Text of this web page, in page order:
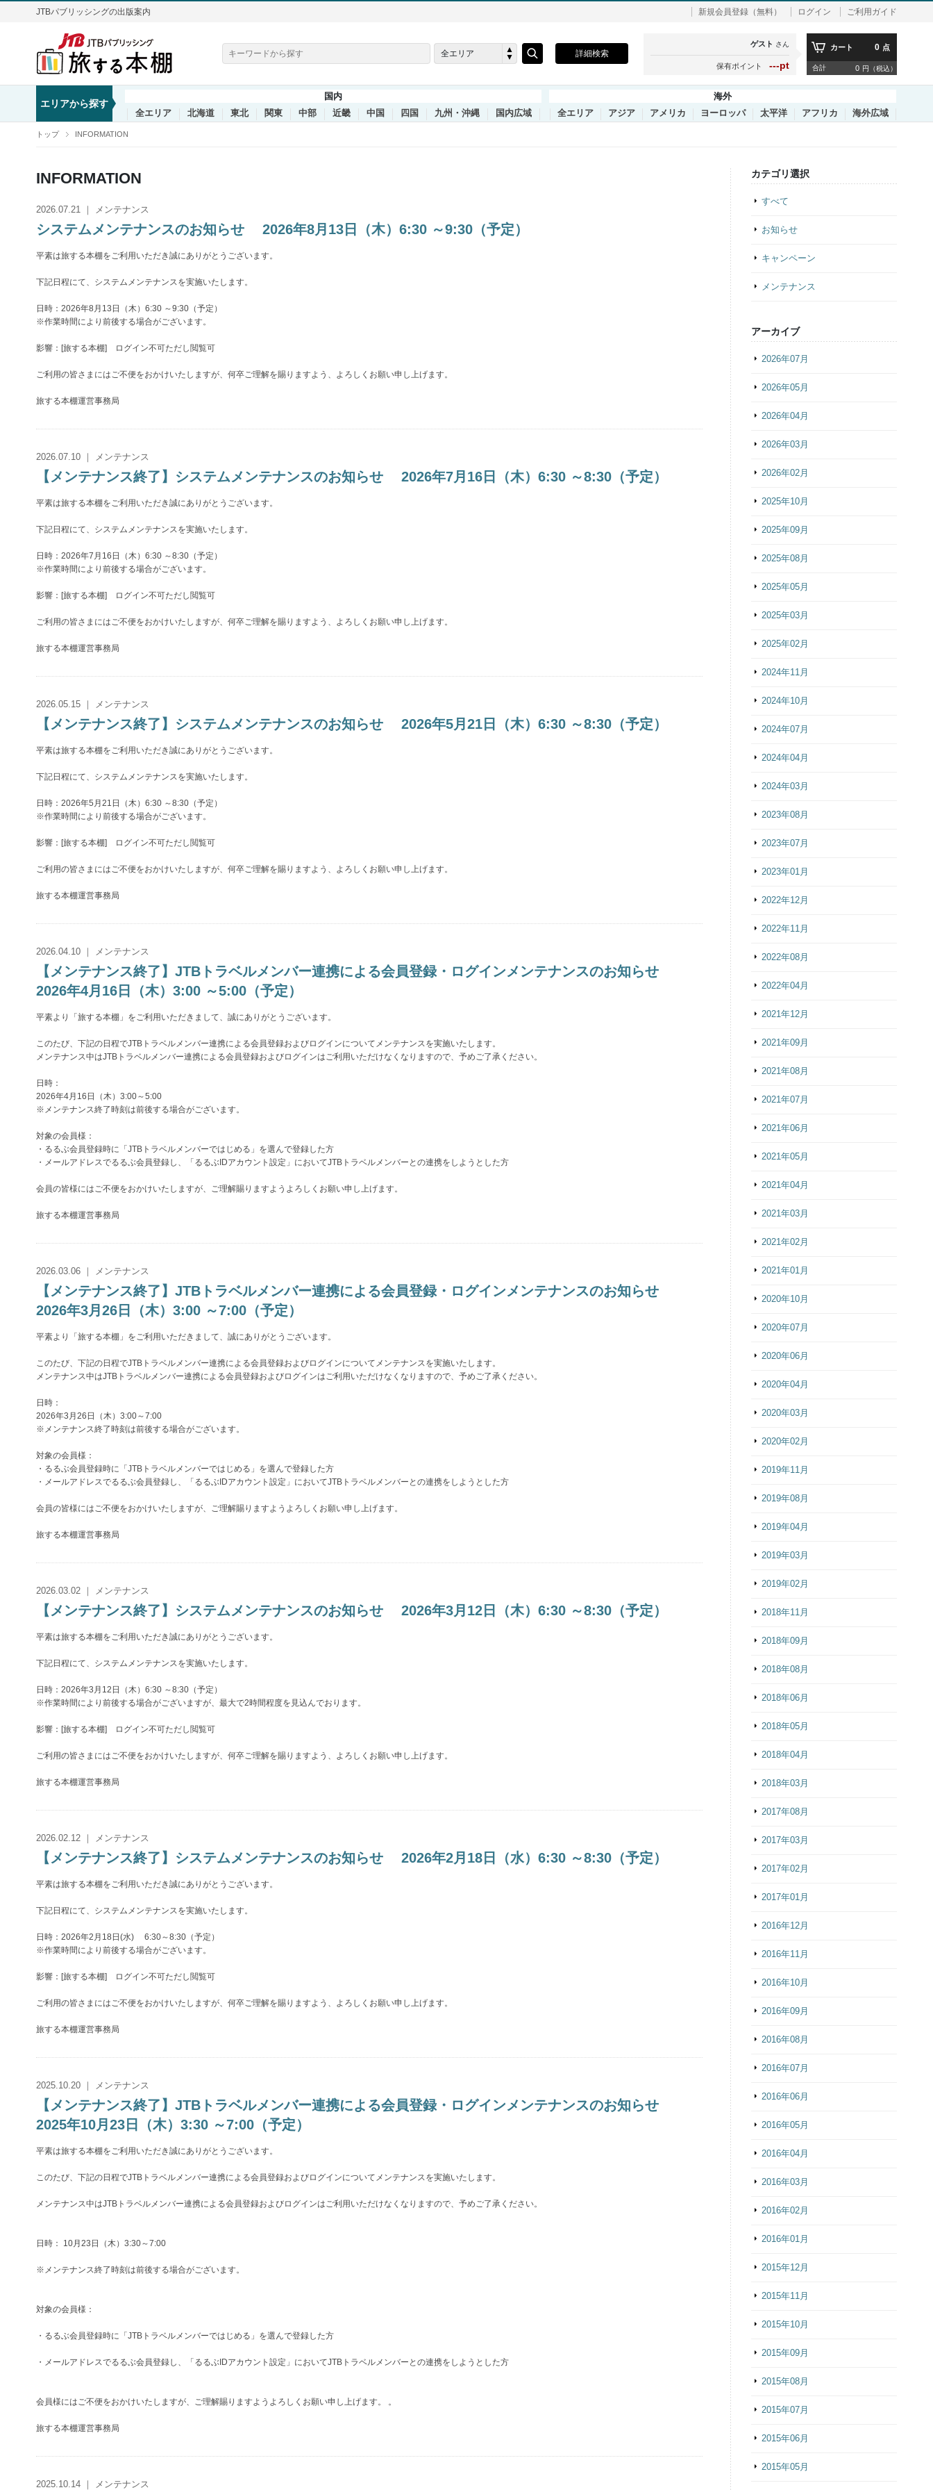
JTBパブリッシングの出版案内 新規会員登録（無料） ログイン ご利用ガイド
全エリア 詳細検索
ゲスト さん
保有ポイント ---pt
カート 0 点
合計 0 円（税込）
エリアから探す
国内
全エリア
北海道 東北 関東 中部 近畿 中国 四国 九州・沖縄 国内広域
海外
全エリア
アジア アメリカ ヨーロッパ 太平洋 アフリカ 海外広域
トップ INFORMATION
INFORMATION
2026.07.21 ｜ メンテナンス
システムメンテナンスのお知らせ 2026年8月13日（木）6:30 ～9:30（予定）
平素は旅する本棚をご利用いただき誠にありがとうございます。
下記日程にて、システムメンテナンスを実施いたします。
日時：2026年8月13日（木）6:30 ～9:30（予定）
※作業時間により前後する場合がございます。
影響：[旅する本棚] ログイン不可ただし閲覧可
ご利用の皆さまにはご不便をおかけいたしますが、何卒ご理解を賜りますよう、よろしくお願い申し上げます。
旅する本棚運営事務局
2026.07.10 ｜ メンテナンス
【メンテナンス終了】システムメンテナンスのお知らせ 2026年7月16日（木）6:30 ～8:30（予定）
平素は旅する本棚をご利用いただき誠にありがとうございます。
下記日程にて、システムメンテナンスを実施いたします。
日時：2026年7月16日（木）6:30 ～8:30（予定）
※作業時間により前後する場合がございます。
影響：[旅する本棚] ログイン不可ただし閲覧可
ご利用の皆さまにはご不便をおかけいたしますが、何卒ご理解を賜りますよう、よろしくお願い申し上げます。
旅する本棚運営事務局
2026.05.15 ｜ メンテナンス
【メンテナンス終了】システムメンテナンスのお知らせ 2026年5月21日（木）6:30 ～8:30（予定）
平素は旅する本棚をご利用いただき誠にありがとうございます。
下記日程にて、システムメンテナンスを実施いたします。
日時：2026年5月21日（木）6:30 ～8:30（予定）
※作業時間により前後する場合がございます。
影響：[旅する本棚] ログイン不可ただし閲覧可
ご利用の皆さまにはご不便をおかけいたしますが、何卒ご理解を賜りますよう、よろしくお願い申し上げます。
旅する本棚運営事務局
2026.04.10 ｜ メンテナンス
【メンテナンス終了】JTBトラベルメンバー連携による会員登録・ログインメンテナンスのお知らせ
2026年4月16日（木）3:00 ～5:00（予定）
平素より「旅する本棚」をご利用いただきまして、誠にありがとうございます。
このたび、下記の日程でJTBトラベルメンバー連携による会員登録およびログインについてメンテナンスを実施いたします。
メンテナンス中はJTBトラベルメンバー連携による会員登録およびログインはご利用いただけなくなりますので、予めご了承ください。
日時：
2026年4月16日（木）3:00～5:00
※メンテナンス終了時刻は前後する場合がございます。
対象の会員様：
・るるぶ会員登録時に「JTBトラベルメンバーではじめる」を選んで登録した方
・メールアドレスでるるぶ会員登録し、「るるぶIDアカウント設定」においてJTBトラベルメンバーとの連携をしようとした方
会員の皆様にはご不便をおかけいたしますが、ご理解賜りますようよろしくお願い申し上げます。
旅する本棚運営事務局
2026.03.06 ｜ メンテナンス
【メンテナンス終了】JTBトラベルメンバー連携による会員登録・ログインメンテナンスのお知らせ
2026年3月26日（木）3:00 ～7:00（予定）
平素より「旅する本棚」をご利用いただきまして、誠にありがとうございます。
このたび、下記の日程でJTBトラベルメンバー連携による会員登録およびログインについてメンテナンスを実施いたします。
メンテナンス中はJTBトラベルメンバー連携による会員登録およびログインはご利用いただけなくなりますので、予めご了承ください。
日時：
2026年3月26日（木）3:00～7:00
※メンテナンス終了時刻は前後する場合がございます。
対象の会員様：
・るるぶ会員登録時に「JTBトラベルメンバーではじめる」を選んで登録した方
・メールアドレスでるるぶ会員登録し、「るるぶIDアカウント設定」においてJTBトラベルメンバーとの連携をしようとした方
会員の皆様にはご不便をおかけいたしますが、ご理解賜りますようよろしくお願い申し上げます。
旅する本棚運営事務局
2026.03.02 ｜ メンテナンス
【メンテナンス終了】システムメンテナンスのお知らせ 2026年3月12日（木）6:30 ～8:30（予定）
平素は旅する本棚をご利用いただき誠にありがとうございます。
下記日程にて、システムメンテナンスを実施いたします。
日時：2026年3月12日（木）6:30 ～8:30（予定）
※作業時間により前後する場合がございますが、最大で2時間程度を見込んでおります。
影響：[旅する本棚] ログイン不可ただし閲覧可
ご利用の皆さまにはご不便をおかけいたしますが、何卒ご理解を賜りますよう、よろしくお願い申し上げます。
旅する本棚運営事務局
2026.02.12 ｜ メンテナンス
【メンテナンス終了】システムメンテナンスのお知らせ 2026年2月18日（水）6:30 ～8:30（予定）
平素は旅する本棚をご利用いただき誠にありがとうございます。
下記日程にて、システムメンテナンスを実施いたします。
日時：2026年2月18日(水) 6:30～8:30（予定）
※作業時間により前後する場合がございます。
影響：[旅する本棚] ログイン不可ただし閲覧可
ご利用の皆さまにはご不便をおかけいたしますが、何卒ご理解を賜りますよう、よろしくお願い申し上げます。
旅する本棚運営事務局
2025.10.20 ｜ メンテナンス
【メンテナンス終了】JTBトラベルメンバー連携による会員登録・ログインメンテナンスのお知らせ
2025年10月23日（木）3:30 ～7:00（予定）
平素は旅する本棚をご利用いただき誠にありがとうございます。
このたび、下記の日程でJTBトラベルメンバー連携による会員登録およびログインについてメンテナンスを実施いたします。
メンテナンス中はJTBトラベルメンバー連携による会員登録およびログインはご利用いただけなくなりますので、予めご了承ください。
日時： 10月23日（木）3:30～7:00
※メンテナンス終了時刻は前後する場合がございます。
対象の会員様：
・るるぶ会員登録時に「JTBトラベルメンバーではじめる」を選んで登録した方
・メールアドレスでるるぶ会員登録し、「るるぶIDアカウント設定」においてJTBトラベルメンバーとの連携をしようとした方
会員様にはご不便をおかけいたしますが、ご理解賜りますようよろしくお願い申し上げます。 。
旅する本棚運営事務局
2025.10.14 ｜ メンテナンス
カテゴリ選択
すべて
お知らせ
キャンペーン
メンテナンス
アーカイブ
2026年07月
2026年05月
2026年04月
2026年03月
2026年02月
2025年10月
2025年09月
2025年08月
2025年05月
2025年03月
2025年02月
2024年11月
2024年10月
2024年07月
2024年04月
2024年03月
2023年08月
2023年07月
2023年01月
2022年12月
2022年11月
2022年08月
2022年04月
2021年12月
2021年09月
2021年08月
2021年07月
2021年06月
2021年05月
2021年04月
2021年03月
2021年02月
2021年01月
2020年10月
2020年07月
2020年06月
2020年04月
2020年03月
2020年02月
2019年11月
2019年08月
2019年04月
2019年03月
2019年02月
2018年11月
2018年09月
2018年08月
2018年06月
2018年05月
2018年04月
2018年03月
2017年08月
2017年03月
2017年02月
2017年01月
2016年12月
2016年11月
2016年10月
2016年09月
2016年08月
2016年07月
2016年06月
2016年05月
2016年04月
2016年03月
2016年02月
2016年01月
2015年12月
2015年11月
2015年10月
2015年09月
2015年08月
2015年07月
2015年06月
2015年05月